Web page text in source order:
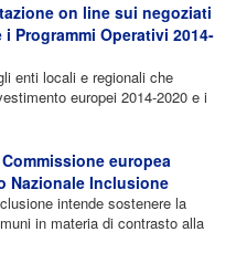
on line sui negoziati
Programmi Operativi 2014-
enti locali e regionali che
europei 2014-2020 e i
europea
Nazionale Inclusione
intende sostenere la
in materia di contrasto alla